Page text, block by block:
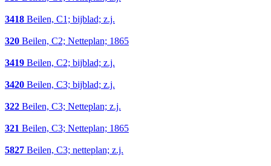
3418 Beilen, C1; bijblad; z.j.
320 Beilen, C2; Netteplan; 1865
3419 Beilen, C2; bijblad; z.j.
3420 Beilen, C3; bijblad; z.j.
322 Beilen, C3; Netteplan; z.j.
321 Beilen, C3; Netteplan; 1865
5827 Beilen, C3; netteplan; z.j.